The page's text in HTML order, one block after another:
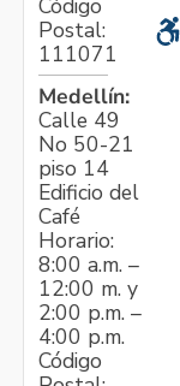
Postal:
111071
Medellín:
Calle 49
No 50-21
piso 14
Edificio del
Café
Horario:
8:00 a.m. –
12:00 m. y
2:00 p.m. –
4:00 p.m.
Código